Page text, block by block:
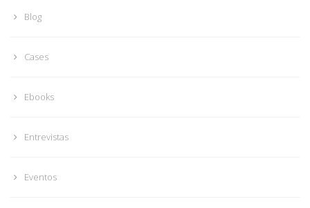
Blog
Cases
Ebooks
Entrevistas
Eventos